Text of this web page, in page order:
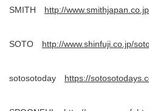
SMITH http://www.smithjapan.co.jp
SOTO http://www.shinfuji.co.jp/
sotosotoday https://